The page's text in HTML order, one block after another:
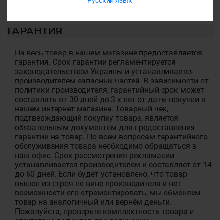
ГАРАНТИЯ
На весь товар в нашем магазине предоставляется
гарантия. Срок гарантии регламентируется
законодательством Украины и устанавливается
производителем запасных частей. В зависимости от
политики производителя, гарантийный срок может
составлять от 30 дней до 3-х лет от даты покупки в
нашем интернет магазине. Товарный чек,
подтверждающий покупку товара, является
обязательным документом для предоставления
гарантии на товар. По всем вопросам гарантийного
обслуживания товара необходимо обращаться в
наш офис. Срок рассмотрения рекламации
устанавливается производителем и составляет от 14
до 60 дней. Если будет установлено, что товар
вышел из строя по вине производителя и нет
возможности его отремонтировать, мы обменяем
товар на аналогичный или вернём деньги.
Пожалуйста, проверьте комплектность товара и